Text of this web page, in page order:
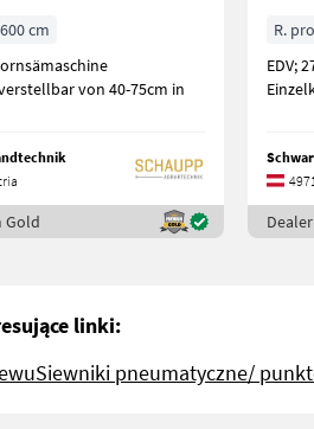
600 cm
von 40-75cm in
Gold
R.
EDV; 27481
linki:
Siewniki pneumatyczne/